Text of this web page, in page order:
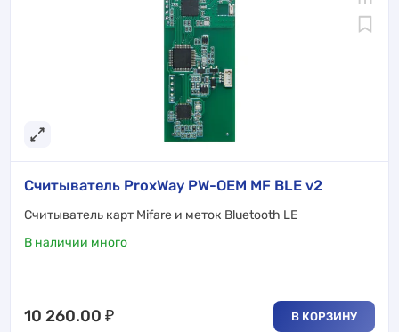
Считыватель ProxWay PW-OEM MF BLE v2
Cчитыватель карт Mifare и меток Bluetooth LE
В наличии много
10 260.00 ₽ В КОРЗИНУ